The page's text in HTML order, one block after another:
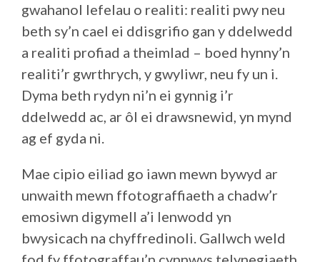
gwahanol lefelau o realiti: realiti pwy neu
beth sy’n cael ei ddisgrifio gan y ddelwedd
a realiti profiad a theimlad – boed hynny’n
realiti’r gwrthrych, y gwyliwr, neu fy un i.
Dyma beth rydyn ni’n ei gynnig i’r
ddelwedd ac, ar ôl ei drawsnewid, yn mynd
ag ef gyda ni.
Mae cipio eiliad go iawn mewn bywyd ar
unwaith mewn ffotograffiaeth a chadw’r
emosiwn digymell a’i lenwodd yn
bwysicach na chyffredinoli. Gallwch weld